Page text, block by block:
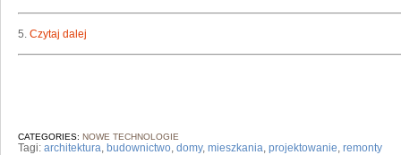
5. Czytaj dalej
CATEGORIES: NOWE TECHNOLOGIE
Tagi: architektura, budownictwo, domy, mieszkania, projektowanie, remonty